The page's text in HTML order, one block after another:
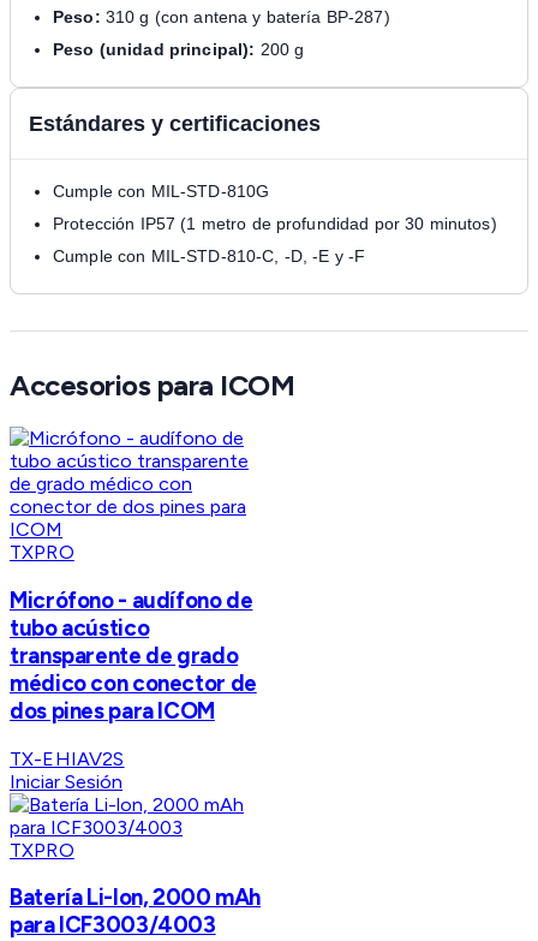
Peso: 310 g (con antena y batería BP-287)
Peso (unidad principal): 200 g
Estándares y certificaciones
Cumple con MIL-STD-810G
Protección IP57 (1 metro de profundidad por 30 minutos)
Cumple con MIL-STD-810-C, -D, -E y -F
Accesorios para ICOM
TXPRO
Micrófono - audífono de
tubo acústico
transparente de grado
médico con conector de
dos pines para ICOM
TX-EHIAV2S
Iniciar Sesión
TXPRO
Batería Li-lon, 2000 mAh
para ICF3003/4003